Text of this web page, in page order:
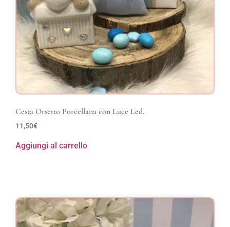
Cesta Orsetto Porcellana con Luce Led.
11,50€
Aggiungi al carrello